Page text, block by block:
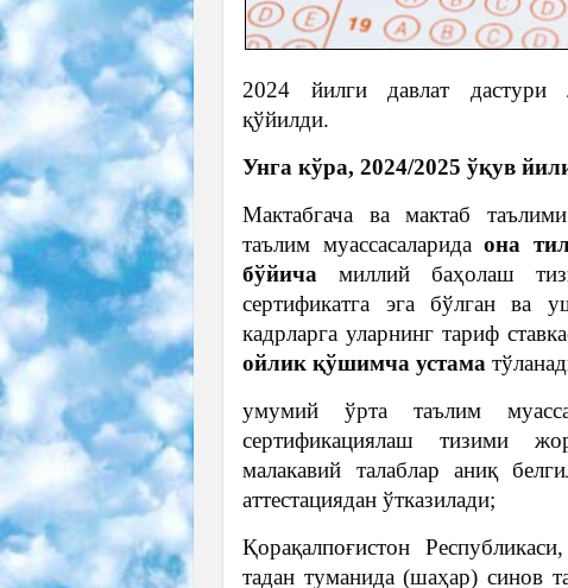
2024 йилги давлат дастури
қўйилди.
Унга кўра, 2024/2025 ўқув
Мактабгача ва мактаб
таълим муассасаларидаона
бўйича миллий баҳолаш
сертификатга эга бўлган ва
кадрларга уларнинг тариф
ойлик қўшимча устама
умумий ўрта таълим
сертификациялаш тизими
малакавий талаблар аниқ
аттестациядан ўтказилади;
Қорақалпоғистон
тадан туманида (шаҳар) синов